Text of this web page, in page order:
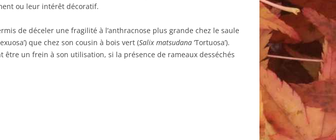
ou leur intérêt décoratif.
de déceler une fragilité à l’anthracnose plus grande chez le saule
que chez son cousin à bois vert (Salix matsudana ‘Tortuosa’).
être un frein à son utilisation, si la présence de rameaux desséchés